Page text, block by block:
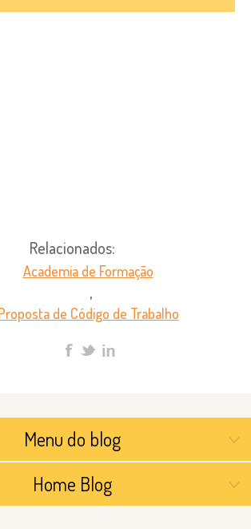
Relacionados:
Academia de Formação
,
de Código de Trabalho
Menu do blog
Home Blog